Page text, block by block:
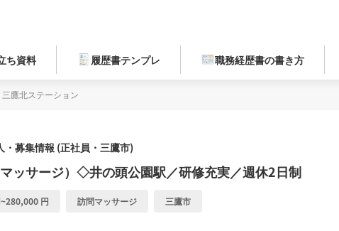
ち資料 履歴書テンプレ 職務経歴書の書き方
三鷹北ステーション
・募集情報 (正社員・三鷹市)
ッサージ）◇井の頭公園駅／研修充実／週休2日制
円 訪問マッサージ 三鷹市